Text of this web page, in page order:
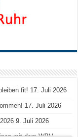
fit! 17. Juli 2026
17. Juli 2026
9. Juli 2026